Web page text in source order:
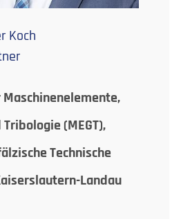
Koch
(MEGT),
Technische
Landau